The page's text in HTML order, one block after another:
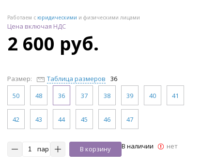
Работаем с юридическими и физическими лицами
Цена включая НДС
2 600 руб.
Размер: Таблица размеров
36
50
48 36 37 38 39 40 41
42 43 44 45 46 47
пар В корзину В наличии нет